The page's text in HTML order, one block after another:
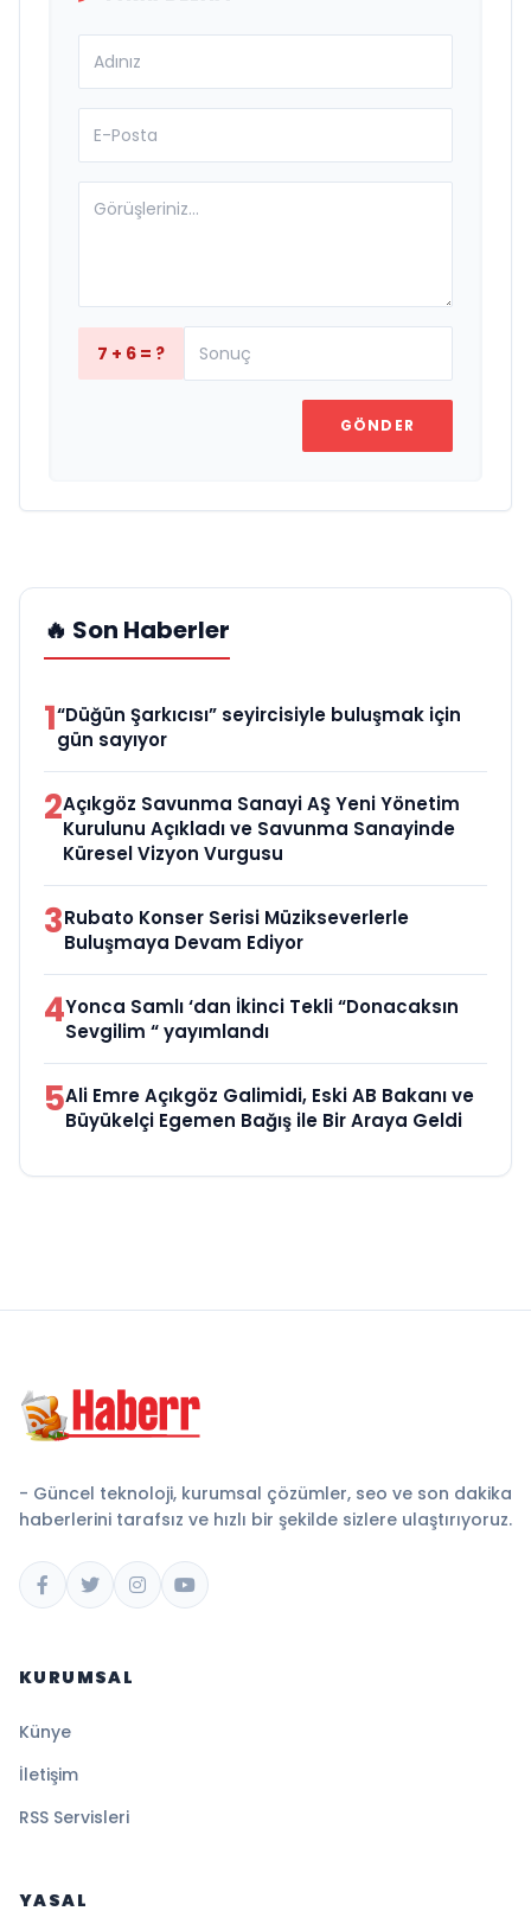
7 + 6 = ?
GÖNDER
🔥 Son Haberler
1“Düğün Şarkıcısı” seyircisiyle buluşmak için
gün sayıyor
2Açıkgöz Savunma Sanayi AŞ Yeni Yönetim
Kurulunu Açıkladı ve Savunma Sanayinde
Küresel Vizyon Vurgusu
3Rubato Konser Serisi Müzikseverlerle
Buluşmaya Devam Ediyor
4Yonca Samlı ‘dan İkinci Tekli “Donacaksın
Sevgilim “ yayımlandı
5Ali Emre Açıkgöz Galimidi, Eski AB Bakanı ve
Büyükelçi Egemen Bağış ile Bir Araya Geldi
- Güncel teknoloji, kurumsal çözümler, seo ve son dakika
haberlerini tarafsız ve hızlı bir şekilde sizlere ulaştırıyoruz.
KURUMSAL
Künye
İletişim
RSS Servisleri
YASAL